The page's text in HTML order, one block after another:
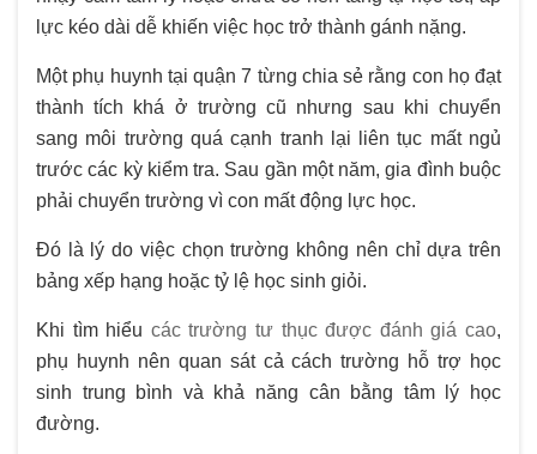
lực kéo dài dễ khiến việc học trở thành gánh nặng.
Một phụ huynh tại quận 7 từng chia sẻ rằng con họ đạt
thành tích khá ở trường cũ nhưng sau khi chuyển
sang môi trường quá cạnh tranh lại liên tục mất ngủ
trước các kỳ kiểm tra. Sau gần một năm, gia đình buộc
phải chuyển trường vì con mất động lực học.
Đó là lý do việc chọn trường không nên chỉ dựa trên
bảng xếp hạng hoặc tỷ lệ học sinh giỏi.
Khi tìm hiểu các trường tư thục được đánh giá cao,
phụ huynh nên quan sát cả cách trường hỗ trợ học
sinh trung bình và khả năng cân bằng tâm lý học
đường.